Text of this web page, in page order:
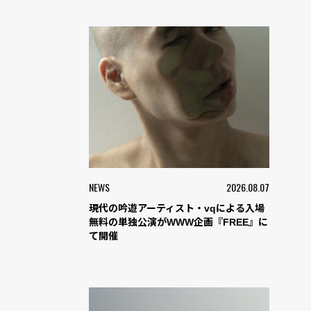
NEWS 2026.08.07
現代の吟遊アーティスト・vqによる入場
無料の単独公演がWWW企画『FREE』に
て開催